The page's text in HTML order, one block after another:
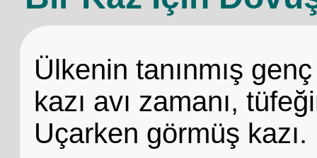
Ülkenin tanınmış
kazı avı zamanı,
Uçarken görmüş kazı.